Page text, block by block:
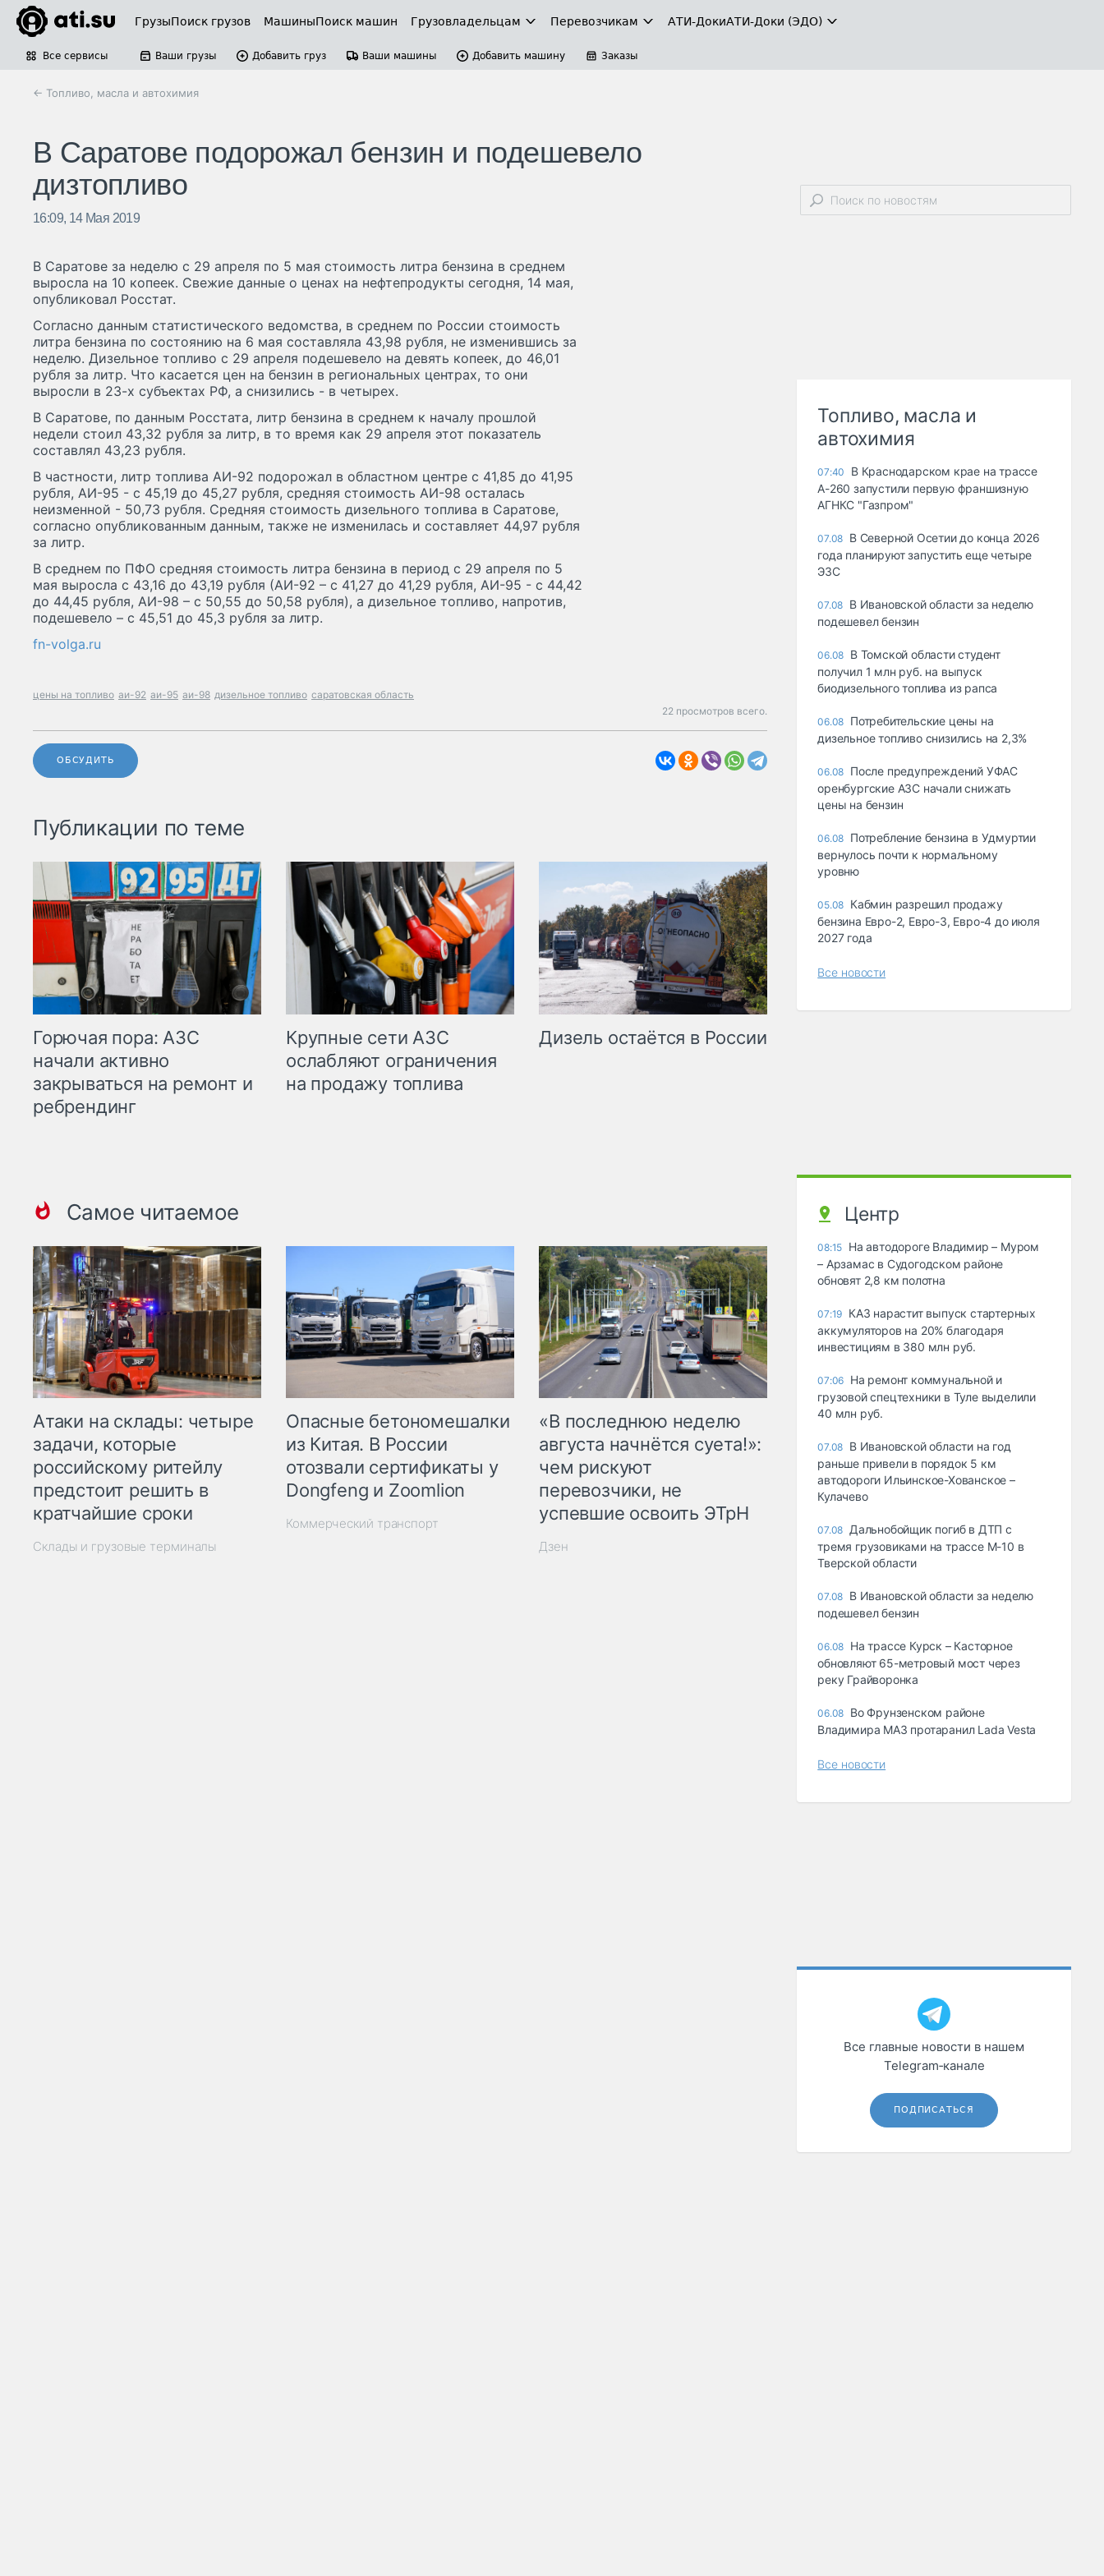
ГрузыПоиск грузов МашиныПоиск машин Грузовладельцам Перевозчикам АТИ-ДокиАТИ-Доки (ЭДО)
Все сервисы Ваши грузы Добавить груз Ваши машины Добавить машину Заказы
← Топливо, масла и автохимия
В Саратове подорожал бензин и подешевело
дизтопливо
16:09, 14 Мая 2019
В Саратове за неделю с 29 апреля по 5 мая стоимость литра бензина в среднем
выросла на 10 копеек. Свежие данные о ценах на нефтепродукты сегодня, 14 мая,
опубликовал Росстат.
Согласно данным статистического ведомства, в среднем по России стоимость
литра бензина по состоянию на 6 мая составляла 43,98 рубля, не изменившись за
неделю. Дизельное топливо с 29 апреля подешевело на девять копеек, до 46,01
рубля за литр. Что касается цен на бензин в региональных центрах, то они
выросли в 23-х субъектах РФ, а снизились - в четырех.
В Саратове, по данным Росстата, литр бензина в среднем к началу прошлой
недели стоил 43,32 рубля за литр, в то время как 29 апреля этот показатель
составлял 43,23 рубля.
В частности, литр топлива АИ-92 подорожал в областном центре с 41,85 до 41,95
рубля, АИ-95 - с 45,19 до 45,27 рубля, средняя стоимость АИ-98 осталась
неизменной - 50,73 рубля. Средняя стоимость дизельного топлива в Саратове,
согласно опубликованным данным, также не изменилась и составляет 44,97 рубля
за литр.
В среднем по ПФО средняя стоимость литра бензина в период с 29 апреля по 5
мая выросла с 43,16 до 43,19 рубля (АИ-92 – с 41,27 до 41,29 рубля, АИ-95 - с 44,42
до 44,45 рубля, АИ-98 – с 50,55 до 50,58 рубля), а дизельное топливо, напротив,
подешевело – с 45,51 до 45,3 рубля за литр.
fn-volga.ru
цены на топливо аи-92 аи-95 аи-98 дизельное топливо саратовская область
22 просмотров всего.
ОБСУДИТЬ
Публикации по теме
Горючая пора: АЗС
начали активно
закрываться на ремонт и
ребрендинг
Крупные сети АЗС
ослабляют ограничения
на продажу топлива
Дизель остаётся в России
Самое читаемое
Атаки на склады: четыре
задачи, которые
российскому ритейлу
предстоит решить в
кратчайшие сроки
Склады и грузовые терминалы
Опасные бетономешалки
из Китая. В России
отозвали сертификаты у
Dongfeng и Zoomlion
Коммерческий транспорт
«В последнюю неделю
августа начнётся суета!»:
чем рискуют
перевозчики, не
успевшие освоить ЭТрН
Дзен
Топливо, масла и
автохимия
07:40
В Краснодарском крае на трассе
А-260 запустили первую франшизную
АГНКС "Газпром"
07.08 В Северной Осетии до конца 2026
года планируют запустить еще четыре
ЭЗС
07.08 В Ивановской области за неделю
подешевел бензин
06.08 В Томской области студент
получил 1 млн руб. на выпуск
биодизельного топлива из рапса
06.08 Потребительские цены на
дизельное топливо снизились на 2,3%
06.08 После предупреждений УФАС
оренбургские АЗС начали снижать
цены на бензин
06.08 Потребление бензина в Удмуртии
вернулось почти к нормальному
уровню
05.08 Кабмин разрешил продажу
бензина Евро-2, Евро-3, Евро-4 до июля
2027 года
Все новости
Центр
08:15 На автодороге Владимир – Муром
– Арзамас в Судогодском районе
обновят 2,8 км полотна
07:19 КАЗ нарастит выпуск стартерных
аккумуляторов на 20% благодаря
инвестициям в 380 млн руб.
07:06 На ремонт коммунальной и
грузовой спецтехники в Туле выделили
40 млн руб.
07.08 В Ивановской области на год
раньше привели в порядок 5 км
автодороги Ильинское-Хованское –
Кулачево
07.08 Дальнобойщик погиб в ДТП с
тремя грузовиками на трассе М-10 в
Тверской области
07.08 В Ивановской области за неделю
подешевел бензин
06.08 На трассе Курск – Касторное
обновляют 65-метровый мост через
реку Грайворонка
06.08 Во Фрунзенском районе
Владимира МАЗ протаранил Lada Vesta
Все новости
Все главные новости в нашем
Telegram‑канале
ПОДПИСАТЬСЯ